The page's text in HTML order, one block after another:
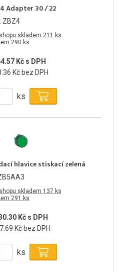
Adapter 30 / 22
ZBZ4
skladem 211 ks
290 ks
Kč s DPH
Kč bez DPH
ks
hlavice stiskací zelená
skladem 137 ks
291 ks
Kč s DPH
Kč bez DPH
ks